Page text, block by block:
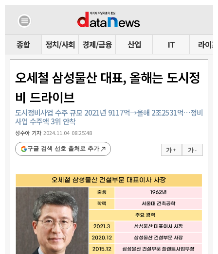
종합 정치/사회 경제/금융 산업 IT 라이프
오세철 삼성물산 대표, 올해는 도시정
비 드라이브
도시정비사업 수주 규모 2021년 9117억→올해 2조2531억…정비
사업 수주액 3위 안착
성수아 기자2024.11.04 08:25:48
가 + 가 -
구글 검색 선호 출처로 추가